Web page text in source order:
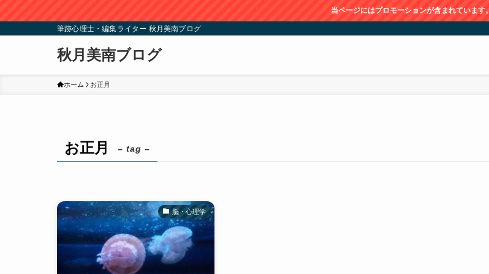
当ページにはプロモーションが含まれています。
筆跡心理士・編集ライター 秋月美南ブログ
秋月美南ブログ
ホーム お正月
お正月 – tag –
脳・心理学